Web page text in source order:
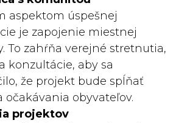
aspektom úspešnej
je zapojenie miestnej
To zahŕňa verejné stretnutia,
konzultácie, aby sa
že projekt bude spĺňať
očakávania obyvateľov.
projektov